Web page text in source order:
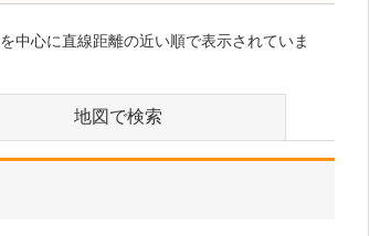
を中心に直線距離の近い順で表示されていま
地図で検索
千葉海浜幕張消化器・内視鏡内科クリニック美浜
院
気軽に内視鏡検査を受けていただくために、さ
まざまな配慮をされていると伺いました。
平日や日中は仕事や家事